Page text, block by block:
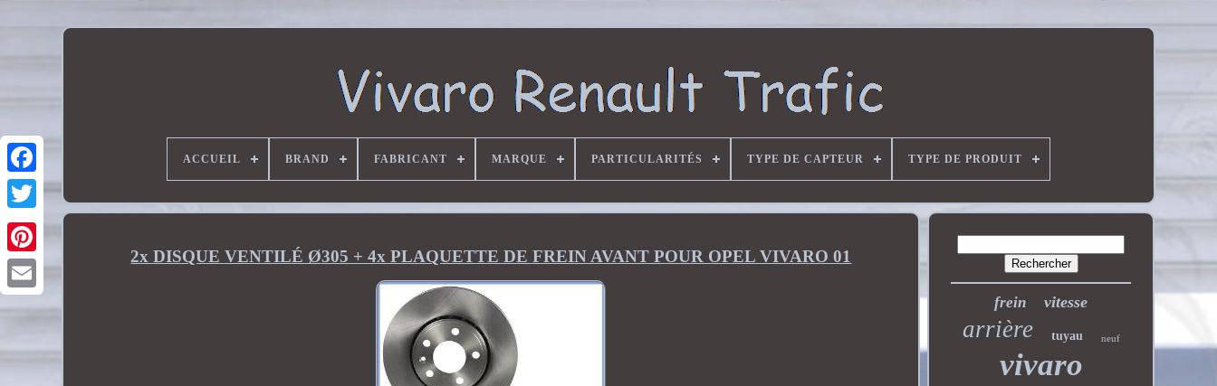
ACCUEIL BRAND FABRICANT MARQUE PARTICULARITÉS TYPE DE CAPTEUR TYPE DE PRODUIT
2x DISQUE VENTILÉ Ø305 + 4x PLAQUETTE DE FREIN AVANT POUR OPEL VIVARO 01
frein vitesse
arrière tuyau neuf
vivaro